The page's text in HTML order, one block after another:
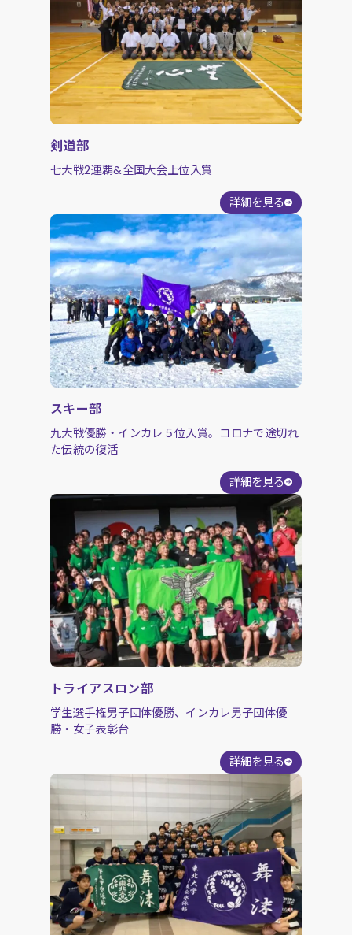
剣道部
七大戦2連覇&全国大会上位入賞
詳細を見る
スキー部
九大戦優勝・インカレ５位入賞。コロナで途切れ
た伝統の復活
詳細を見る
トライアスロン部
学生選手権男子団体優勝、インカレ男子団体優
勝・女子表彰台
詳細を見る